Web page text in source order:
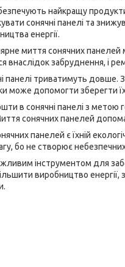
найкращу
сонячні панелі та
енергії.
миття сонячних
внаслідок забруднення, і
панелі триватимуть
допомогти зберегти їх
сонячні панелі з метою
сонячних панелей
панелей є їхній
бо не створює
інструментом для
виробництво